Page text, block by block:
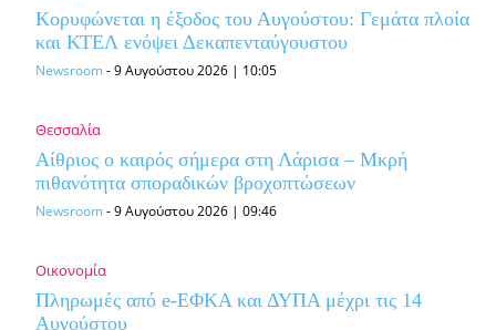
Κορυφώνεται η έξοδος του Αυγούστου: Γεμάτα πλοία
και ΚΤΕΛ ενόψει Δεκαπενταύγουστου
Newsroom-9 Αυγούστου 2026 | 10:05
Θεσσαλία
Αίθριος ο καιρός σήμερα στη Λάρισα – Μκρή
πιθανότητα σποραδικών βροχοπτώσεων
Newsroom-9 Αυγούστου 2026 | 09:46
Οικονομία
Πληρωμές από e-ΕΦΚΑ και ΔΥΠΑ μέχρι τις 14
Αυγούστου